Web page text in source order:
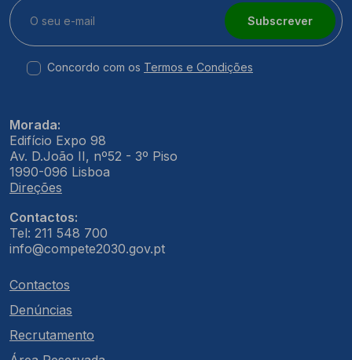
Subscrever
Concordo com os Termos e Condições
Morada:
Edifício Expo 98
Av. D.João II, nº52 - 3º Piso
1990-096 Lisboa
Direções
Contactos:
Tel: 211 548 700
info@compete2030.gov.pt
Contactos
Denúncias
Recrutamento